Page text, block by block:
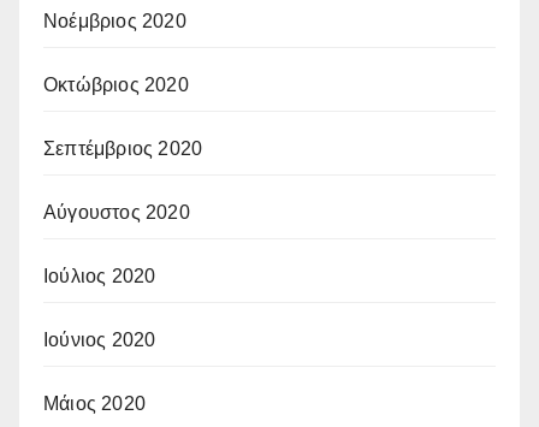
Νοέμβριος 2020
Οκτώβριος 2020
Σεπτέμβριος 2020
Αύγουστος 2020
Ιούλιος 2020
Ιούνιος 2020
Μάιος 2020